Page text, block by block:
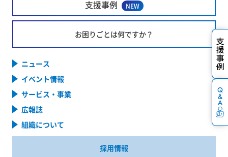
支援事例 NEW
お困りごとは何ですか？
ニュース
イベント情報
サービス・事業
広報誌
組織について
採用情報